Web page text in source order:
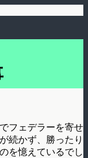
フェデラーを寄せ
続かず、勝ったり
を憶えているでし